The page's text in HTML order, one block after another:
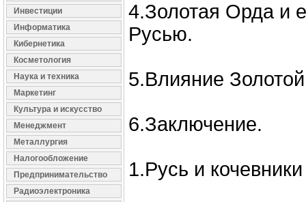
Инвестиции
Информатика
Кибернетика
Косметология
Наука и техника
Маркетинг
Культура и искусство
Менеджмент
Металлургия
Налогообложение
Предпринимательство
Радиоэлектроника
4.Золотая Орда и
Русью.
5.Влияние
6.Заключение.
1.Русь и